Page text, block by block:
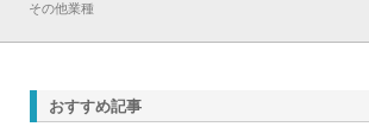
その他業種
おすすめ記事